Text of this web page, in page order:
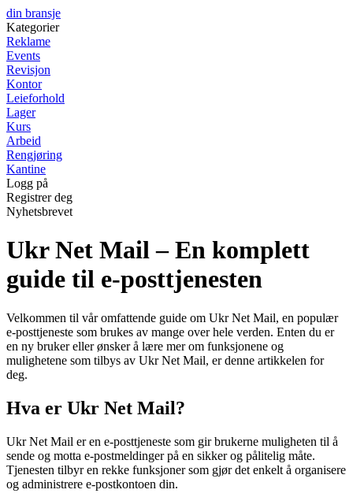
din bransje
Kategorier
Reklame
Events
Revisjon
Kontor
Leieforhold
Lager
Kurs
Arbeid
Rengjøring
Kantine
Logg på
Registrer deg
Nyhetsbrevet
Ukr Net Mail – En komplett
guide til e-posttjenesten
Velkommen til vår omfattende guide om Ukr Net Mail, en populær
e-posttjeneste som brukes av mange over hele verden. Enten du er
en ny bruker eller ønsker å lære mer om funksjonene og
mulighetene som tilbys av Ukr Net Mail, er denne artikkelen for
deg.
Hva er Ukr Net Mail?
Ukr Net Mail er en e-posttjeneste som gir brukerne muligheten til å
sende og motta e-postmeldinger på en sikker og pålitelig måte.
Tjenesten tilbyr en rekke funksjoner som gjør det enkelt å organisere
og administrere e-postkontoen din.